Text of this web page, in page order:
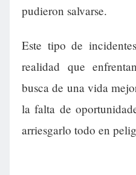
pudieron salvarse.
Este tipo de
realidad que
busca de una vida
la falta de
arriesgarlo todo en